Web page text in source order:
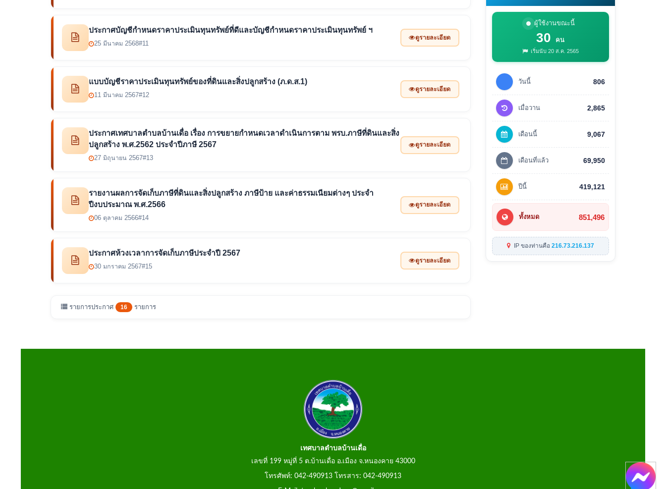
ประกาศบัญชีกำหนดราคาประเมินทุนทรัพย์ที่ดีและบัญชีกำหนดราคาประเมินทุนทรัพย์ ฯ
25 มีนาคม 2568#11
ดูรายละเอียด
แบบบัญชีราคาประเมินทุนทรัพย์ของที่ดินและสิ่งปลูกสร้าง (ภ.ด.ส.1)
11 มีนาคม 2567#12
ดูรายละเอียด
ประกาศเทศบาลตำบลบ้านเดื่อ เรื่อง การขยายกำหนดเวลาดำเนินการตาม พรบ.ภาษีที่ดินและสิ่ง
ปลูกสร้าง พ.ศ.2562 ประจำปีภาษี 2567
27 มิถุนายน 2567#13
ดูรายละเอียด
รายงานผลการจัดเก็บภาษีที่ดินและสิ่งปลูกสร้าง ภาษีป้าย และค่าธรรมเนียมต่างๆ ประจำ
ปีงบประมาณ พ.ศ.2566
06 ตุลาคม 2566#14
ดูรายละเอียด
ประกาศห้วงเวลาการจัดเก็บภาษีประจำปี 2567
30 มกราคม 2567#15
ดูรายละเอียด
รายการประกาศ 16 รายการ
ผู้ใช้งานขณะนี้
30 คน
เริ่มนับ 20 ส.ค. 2565
วันนี้ 806
เมื่อวาน 2,865
เดือนนี้ 9,067
เดือนที่แล้ว 69,950
ปีนี้ 419,121
ทั้งหมด 851,496
IP ของท่านคือ 216.73.216.137
เทศบาลตำบลบ้านเดื่อ
เลขที่ 199 หมู่ที่ 5 ต.บ้านเดื่อ อ.เมือง จ.หนองคาย 43000
โทรศัพท์: 042-490913 โทรสาร: 042-490913